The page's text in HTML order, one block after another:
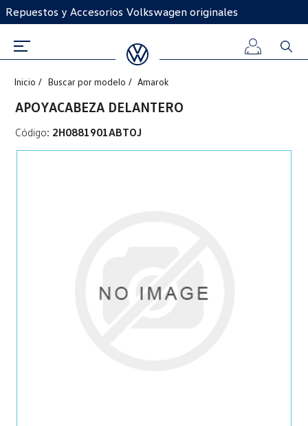
Repuestos y Accesorios Volkswagen originales
Inicio Buscar por modelo Amarok
APOYACABEZA DELANTERO
Código: 2H0881901ABTOJ